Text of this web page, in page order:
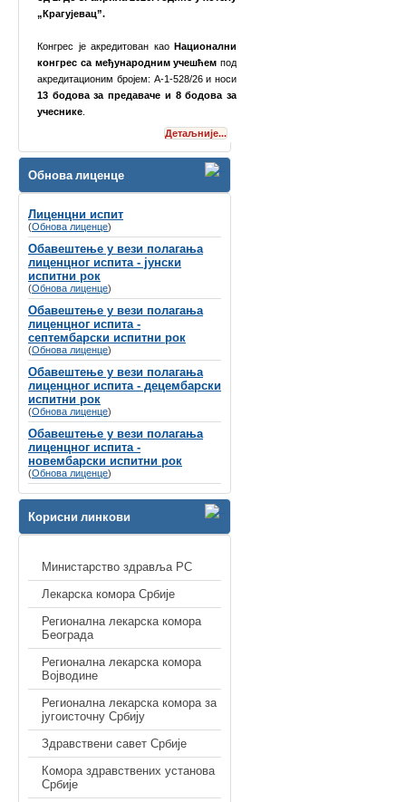
одржати8-9. март 2024. године у Хотелу
Губитак слуха се често назива
„невидљивим инвалидитетом“
због недостатка видљивих симптома, вец́
зато што је дуго био стигматизован у
друштву и недовољно препознат од
стране креатора здравствене политике и
буџета.
Детаљније...
Обнова лиценце
Лиценцни испит
(Обнова лиценце)
Обавештење у вези полагања
лиценцног испита - јунски
испитни рок
(Обнова лиценце)
Обавештење у вези полагања
лиценцног испита -
септембарски испитни рок
(Обнова лиценце)
Обавештење у вези полагања
лиценцног испита - децембарски
испитни рок
(Обнова лиценце)
Обавештење у вези полагања
лиценцног испита -
новембарски испитни рок
(Обнова лиценце)
Корисни линкови
Министарство здравља РС
Лекарска комора Србије
Регионална лекарска комора
Београда
Регионална лекарска комора
Војводине
Регионална лекарска комора за
југоисточну Србију
Здравствени савет Србије
Комора здравствених установа
Србије